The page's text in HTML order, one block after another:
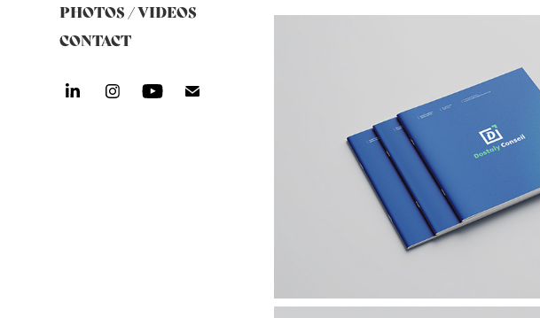
PHOTOS / VIDEOS
CONTACT